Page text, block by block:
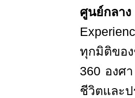
ศูนย์กลาง
ทุกมิติขอ
360 องศ
ชีวิตแล